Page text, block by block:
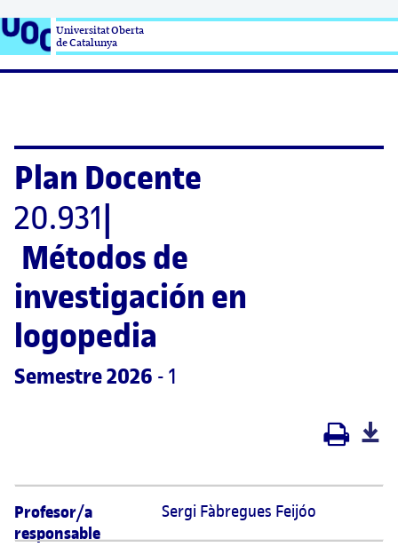
Universitat Oberta
de Catalunya
Plan Docente
20.931
Métodos de
investigación en
logopedia
Semestre 2026 - 1
Profesor/a
responsable
Sergi Fàbregues Feijóo